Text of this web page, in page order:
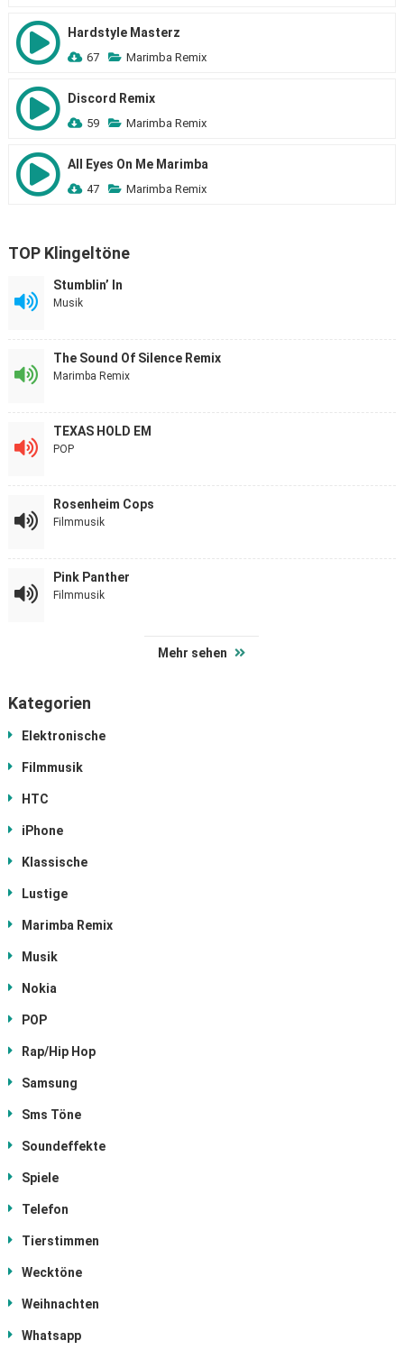
Hardstyle Masterz
67 Marimba Remix
Discord Remix
59 Marimba Remix
All Eyes On Me Marimba
47 Marimba Remix
TOP Klingeltöne
Stumblin’ In
Musik
The Sound Of Silence Remix
Marimba Remix
TEXAS HOLD EM
POP
Rosenheim Cops
Filmmusik
Pink Panther
Filmmusik
Mehr sehen
Kategorien
Elektronische
Filmmusik
HTC
iPhone
Klassische
Lustige
Marimba Remix
Musik
Nokia
POP
Rap/Hip Hop
Samsung
Sms Töne
Soundeffekte
Spiele
Telefon
Tierstimmen
Wecktöne
Weihnachten
Whatsapp